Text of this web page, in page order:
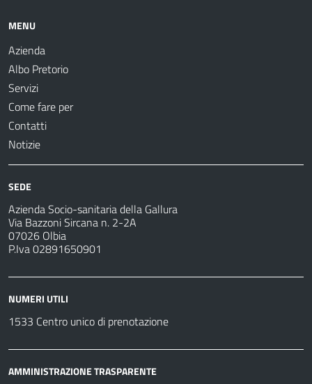
MENU
Azienda
Albo Pretorio
Servizi
Come fare per
Contatti
Notizie
SEDE
Azienda Socio-sanitaria della Gallura
Via Bazzoni Sircana n. 2-2A
07026 Olbia
P.Iva 02891650901
NUMERI UTILI
1533 Centro unico di prenotazione
AMMINISTRAZIONE TRASPARENTE